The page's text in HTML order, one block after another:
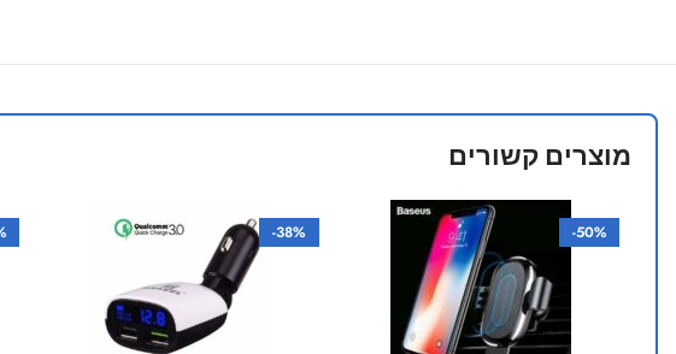
מוצרים קשורים
-50%
-38%